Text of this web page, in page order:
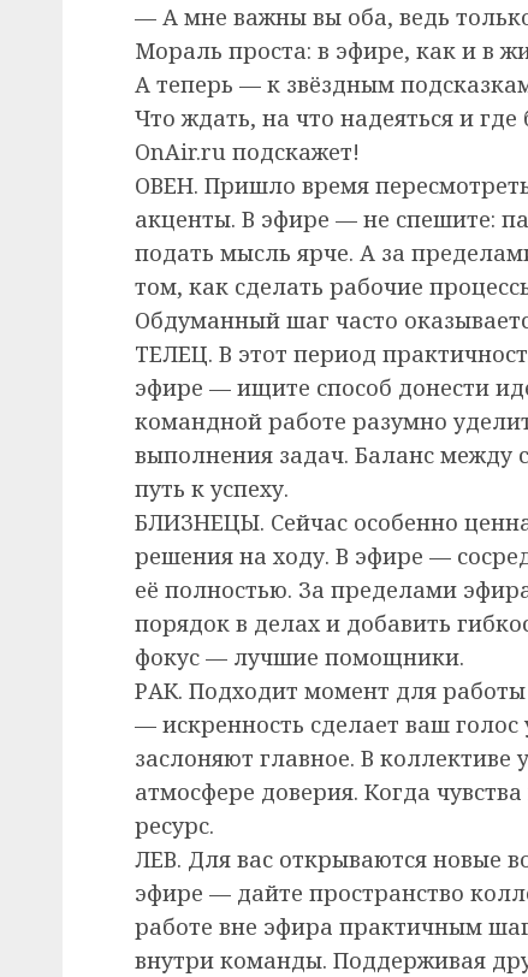
— А мне важны вы оба, ведь
Мораль проста: в эфире, как и в
А теперь — к звёздным
Что ждать, на что надеяться и
OnAir.ru подскажет!
ОВЕН. Пришло время
акценты. В эфире — не спешите:
подать мысль ярче. А за
том, как сделать рабочие
Обдуманный шаг часто
ТЕЛЕЦ. В этот период
эфире — ищите способ донести
командной работе разумно
выполнения задач. Баланс между
путь к успеху.
БЛИЗНЕЦЫ. Сейчас особенно
решения на ходу. В эфире —
её полностью. За пределами
порядок в делах и добавить
фокус — лучшие помощники.
РАК. Подходит момент для
— искренность сделает ваш
заслоняют главное. В коллективе
атмосфере доверия. Когда
ресурс.
ЛЕВ. Для вас открываются новые
эфире — дайте пространство
работе вне эфира практичным
внутри команды. Поддерживая